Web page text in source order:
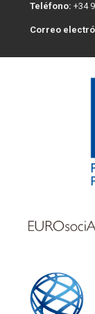
Teléfono: +34
Correo